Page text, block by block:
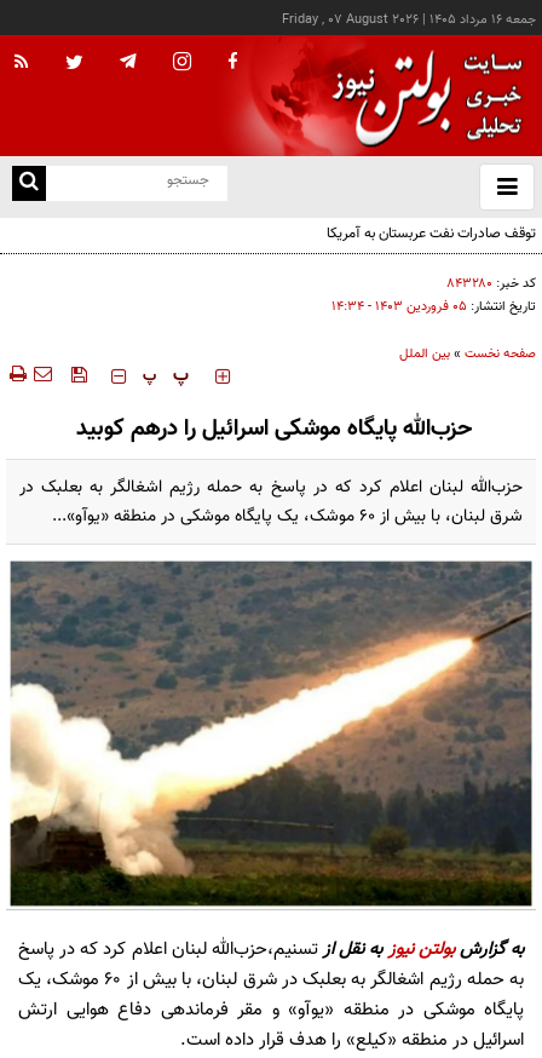
جمعه ۱۶ مرداد ۱۴۰۵ |
Friday , 07 August 2026
باز
و
توقف صادرات نفت عربستان به آمریکا
کد خبر: ۸۴۳۲۸۰
تاریخ انتشار: ۰۵ فروردين ۱۴۰۳ - ۱۴:۳۴
صفحه نخست »بین الملل
‍‍‍ پ پ
حزب‌الله پایگاه موشکی اسرائیل را درهم کوبید
حزب‌الله لبنان اعلام کرد که در پاسخ به حمله رژیم اشغالگر به بعلبک در
شرق لبنان، با بیش از ۶۰ موشک، یک پایگاه موشکی در منطقه «یوآو»...
به گزارشبولتن نیوزبه نقل ازتسنیم،حزب‌الله لبنان اعلام کرد که در پاسخ
به حمله رژیم اشغالگر به بعلبک در شرق لبنان، با بیش از ۶۰ موشک، یک
پایگاه موشکی در منطقه «یوآو» و مقر فرماندهی دفاع هوایی ارتش
اسرائیل در منطقه «کیلع» را هدف قرار داده است.